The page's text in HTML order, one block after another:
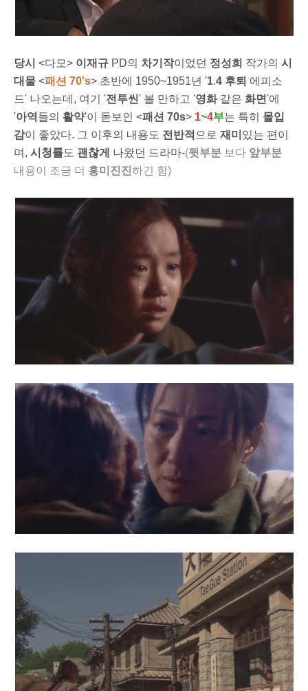
당시 <다모> 이재규 PD의 차기작이었던 정성희 작가의 시
대물 <패션 70's> 초반에 1950~1951년 '1.4 후퇴 에피소
드' 나오는데, 여기 '전투씬' 볼 만하고 '영화같은 화면'에
'아역 들의 활약'이 돋보인 <패션 70s> 1~4부는 특히 몰입
감이 좋았다. 그 이후의 내용도 전반적 으로 재미 있는 편이
며, 시청률도 괜찮게 나왔던 드라마-(뒷부분 보다 앞부분
내용이 조금 더 흥미진진 하긴 함)